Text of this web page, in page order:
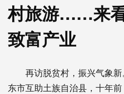
村旅游……来
致富产业
再访脱贫村，振兴气象新
东市互助土族自治县，十年